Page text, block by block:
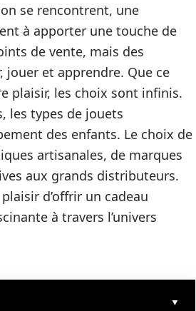
se rencontrent, une
à apporter une touche de
de vente, mais des
et apprendre. Que ce
plaisir, les choix sont infinis.
les types de jouets
des enfants. Le choix de
artisanales, de marques
aux grands distributeurs.
d’offrir un cadeau
à travers l’univers